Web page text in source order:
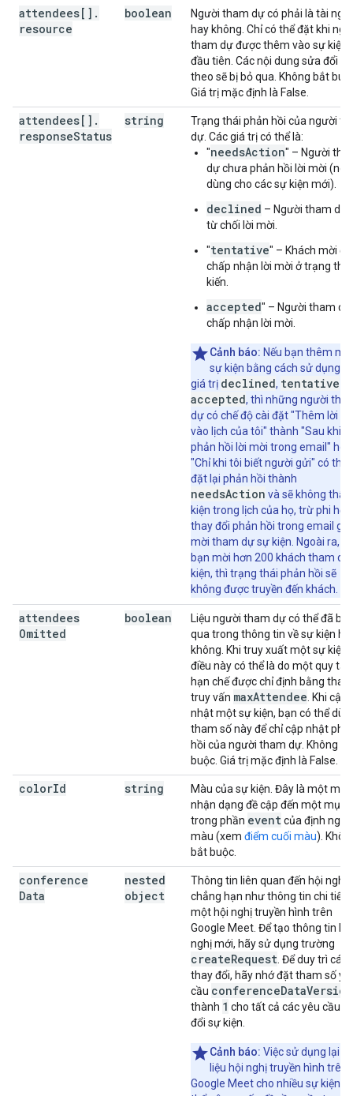
attendees[] .
resource
boolean
Người tham dự có phải là tài
hay không. Chỉ có thể đặt khi
tham dự được thêm vào sự kiện
đầu tiên. Các nội dung sửa đổi
theo sẽ bị bỏ qua. Không bắt
Giá trị mặc định là False.
attendees[] .
responseStatus
string
Trạng thái phản hồi của người
dự. Các giá trị có thể là:
"needsAction" – Người
dự chưa phản hồi lời mời (nên
dùng cho các sự kiện mới).
declined – Người tham dự
từ chối lời mời.
"tentative" – Khách mời đã
chấp nhận lời mời ở trạng
kiến.
accepted" – Người tham dự
chấp nhận lời mời.
Cảnh báo: Nếu bạn thêm
sự kiện bằng cách sử dụng
giá trị declined, tentative
accepted, thì những người
dự có chế độ cài đặt "Thêm lời
vào lịch của tôi" thành "Sau khi
phản hồi lời mời trong email"
"Chỉ khi tôi biết người gửi" có thể
đặt lại phản hồi thành
needsAction và sẽ không
kiện trong lịch của họ, trừ phi họ
thay đổi phản hồi trong email
mời tham dự sự kiện. Ngoài ra,
bạn mời hơn 200 khách tham dự
kiện, thì trạng thái phản hồi sẽ
không được truyền đến khách.
attendees
Omitted
boolean
Liệu người tham dự có thể đã bị
qua trong thông tin về sự kiện
không. Khi truy xuất một sự kiện,
điều này có thể là do một quy tắc
hạn chế được chỉ định bằng
truy vấn maxAttendee . Khi cập
nhật một sự kiện, bạn có thể
tham số này để chỉ cập nhật
hồi của người tham dự. Không
buộc. Giá trị mặc định là False.
colorId string
Màu của sự kiện. Đây là một mã
nhận dạng đề cập đến một mục
trong phần eventcủa định
màu (xem điểm cuối màu).
bắt buộc.
conference
Data
nested
object
Thông tin liên quan đến hội nghị,
chẳng hạn như thông tin chi tiết
một hội nghị truyền hình trên
Google Meet. Để tạo thông tin hội
nghị mới, hãy sử dụng trường
createRequest . Để duy trì các
thay đổi, hãy nhớ đặt tham số
cầu conferenceDataVersion
thành 1 cho tất cả các yêu cầu
đổi sự kiện.
Cảnh báo: Việc sử dụng lại
liệu hội nghị truyền hình trên
Google Meet cho nhiều sự kiện